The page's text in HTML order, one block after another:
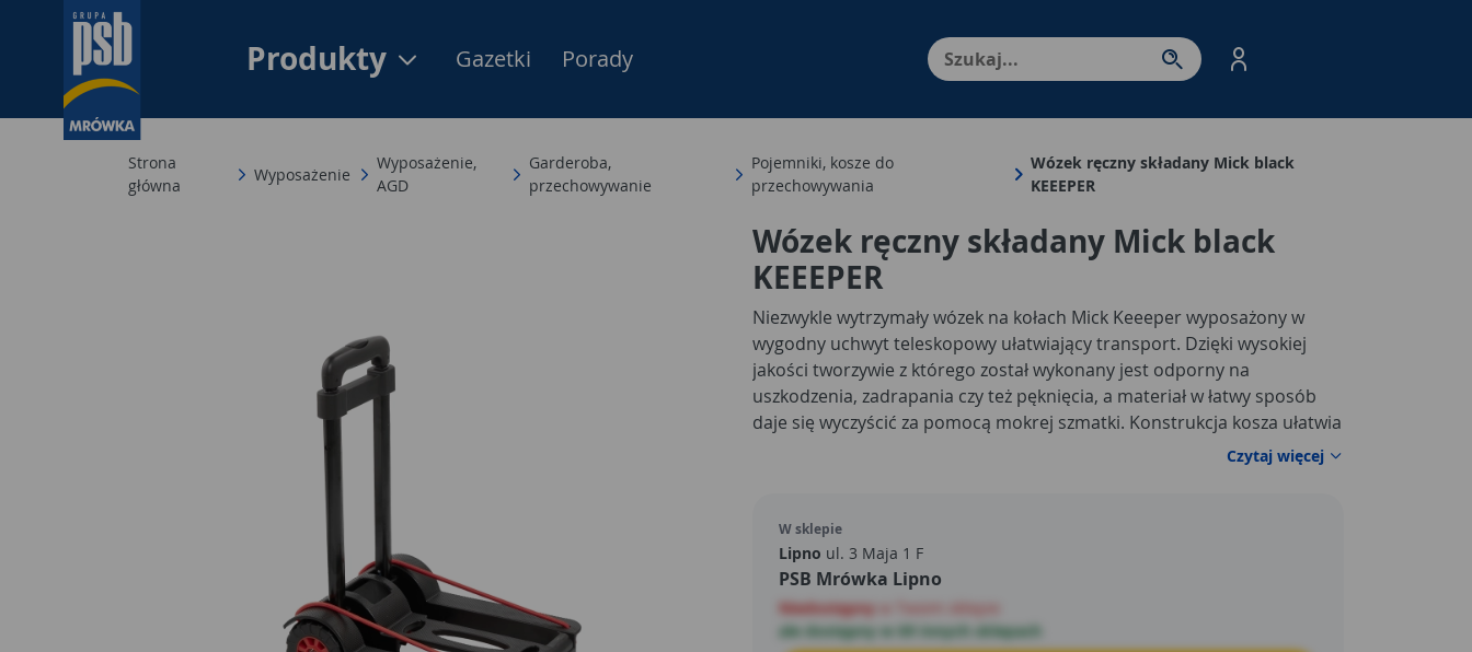
Produkty Menu Produktów, nawigacja: Enter - przejdź do strony produktów. Spacja – otwórz/
Gazetki Porady
Strona
główna
Wyposażenie
Wyposażenie,
AGD
Garderoba,
przechowywanie
Pojemniki, kosze do
przechowywania
Wózek ręczny składany Mick black
KEEEPER
Wózek ręczny składany Mick black
KEEEPER
Niezwykle wytrzymały wózek na kołach Mick Keeeper wyposażony w
wygodny uchwyt teleskopowy ułatwiający transport. Dzięki wysokiej
jakości tworzywie z którego został wykonany jest odporny na
uszkodzenia, zadrapania czy też pęknięcia, a materiał w łatwy sposób
daje się wyczyścić za pomocą mokrej szmatki. Konstrukcja kosza ułatwia
jego łatwe złożenie i przechowywanie. Przy masie własnej wynoszącej
złożyć, a rączkę można schować, aby zaoszczędzić miejsce.
Czytaj więcej
W sklepie
Lipno ul. 3 Maja 1 F
PSB Mrówka Lipno
Niedostępny w Twoim sklepie
ale dostępny w 69 innych sklepach